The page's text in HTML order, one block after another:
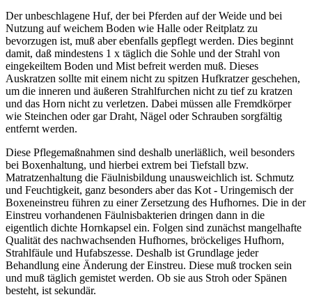
Der unbeschlagene Huf, der bei Pferden auf der Weide und bei
Nutzung auf weichem Boden wie Halle oder Reitplatz zu
bevorzugen ist, muß aber ebenfalls gepflegt werden. Dies beginnt
damit, daß mindestens 1 x täglich die Sohle und der Strahl von
eingekeiltem Boden und Mist befreit werden muß. Dieses
Auskratzen sollte mit einem nicht zu spitzen Hufkratzer geschehen,
um die inneren und äußeren Strahlfurchen nicht zu tief zu kratzen
und das Horn nicht zu verletzen. Dabei müssen alle Fremdkörper
wie Steinchen oder gar Draht, Nägel oder Schrauben sorgfältig
entfernt werden.
Diese Pflegemaßnahmen sind deshalb unerläßlich, weil besonders
bei Boxenhaltung, und hierbei extrem bei Tiefstall bzw.
Matratzenhaltung die Fäulnisbildung unausweichlich ist. Schmutz
und Feuchtigkeit, ganz besonders aber das Kot - Uringemisch der
Boxeneinstreu führen zu einer Zersetzung des Hufhornes. Die in der
Einstreu vorhandenen Fäulnisbakterien dringen dann in die
eigentlich dichte Hornkapsel ein. Folgen sind zunächst mangelhafte
Qualität des nachwachsenden Hufhornes, bröckeliges Hufhorn,
Strahlfäule und Hufabszesse. Deshalb ist Grundlage jeder
Behandlung eine Änderung der Einstreu. Diese muß trocken sein
und muß täglich gemistet werden. Ob sie aus Stroh oder Spänen
besteht, ist sekundär.